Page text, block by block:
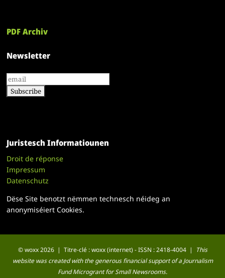
PDF Archiv
Newsletter
Juristesch Informatiounen
Droit de réponse
Impressum
Datenschutz
Dëse Site benotzt nëmmen technesch néideg an
anonymiséiert Cookies.
© woxx 2026 | Titre-clé : woxx (internet) - ISSN : 2418-4004 |
This
website was created with the generous financial support of a Journalism
Fund Microgrant for Small Newsrooms.